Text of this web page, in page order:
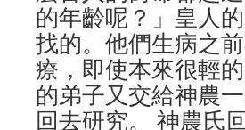
的年齡呢？」皇人
找的。他們生病之
療，即使本來很輕
的弟子又交給神農
回去研究。 神農氏